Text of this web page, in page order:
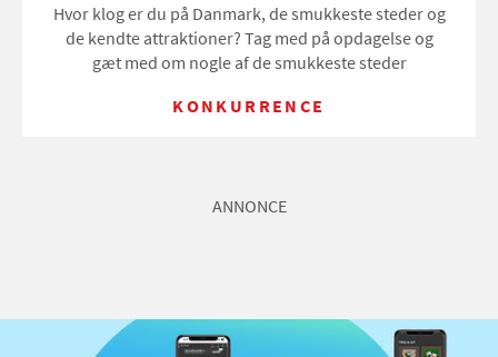
Hvor klog er du på Danmark, de smukkeste steder og
de kendte attraktioner? Tag med på opdagelse og
gæt med om nogle af de smukkeste steder
KONKURRENCE
ANNONCE